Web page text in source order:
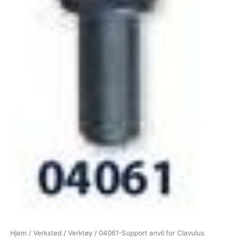
Hjem / Verksted / Verktøy / 04061-Support anvil for Clavulus